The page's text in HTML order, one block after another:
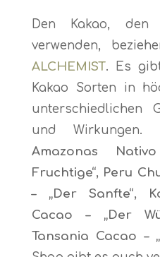
Den Kakao,
verwenden,
ALCHEMIST. Es
Kakao Sorten in
unterschiedlichen
und
Amazonas
Fruchtige“, Peru
– „Der Sanfte“,
Cacao – „Der
Tansania Cacao –